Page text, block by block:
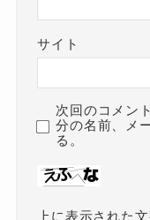
サイト
次回のコメン
分の名前、メ
る。
上に表示された